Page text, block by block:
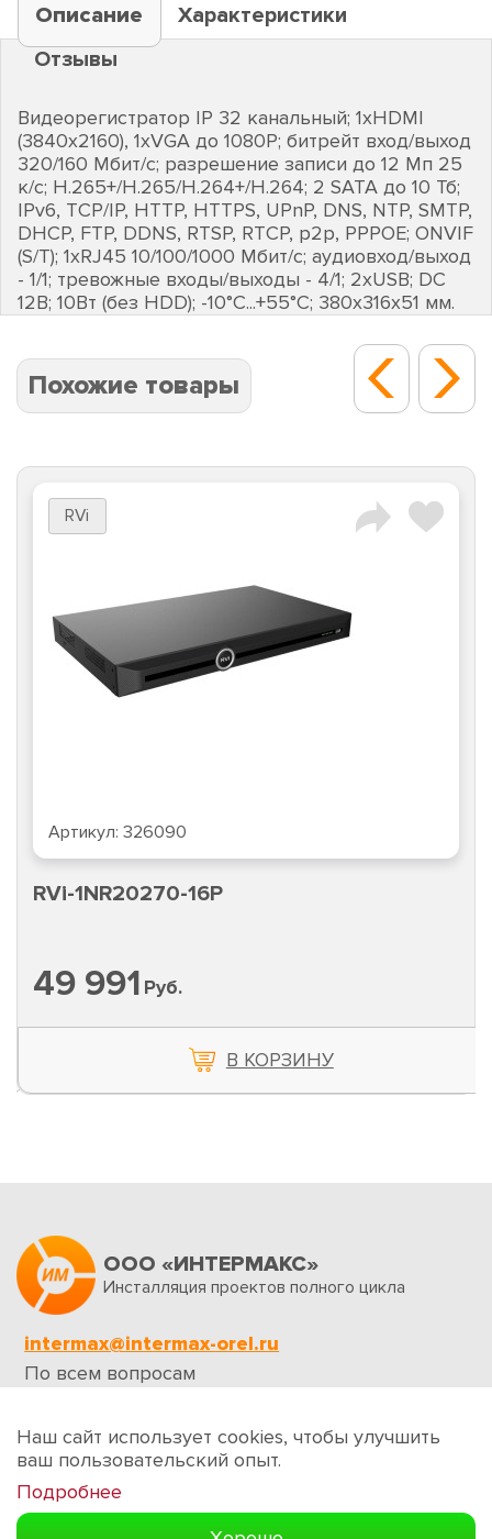
Описание
Характеристики
Отзывы
Видеорегистратор IP 32 канальный; 1хHDMI
(3840х2160), 1хVGA до 1080Р; битрейт вход/выход
320/160 Мбит/с; разрешение записи до 12 Мп 25
к/с; H.265+/H.265/H.264+/H.264; 2 SATA до 10 Тб;
IPv6, TCP/IP, HTTP, HTTPS, UPnP, DNS, NTP, SMTP,
DHCP, FTP, DDNS, RTSP, RTCP, p2p, PPPOE; ONVIF
(S/T); 1хRJ45 10/100/1000 Мбит/с; аудиовход/выход
- 1/1; тревожные входы/выходы - 4/1; 2хUSB; DC
12В; 10Вт (без HDD); -10°C...+55°C; 380х316х51 мм.
Похожие товары
RVi
Артикул: 326090
RVi-1NR20270-16P
49 991 Руб.
В КОРЗИНУ
ООО «ИНТЕРМАКС»
Инсталляция проектов полного цикла
intermax@intermax-orel.ru
По всем вопросам
Обратная связь
Наш сайт использует cookies, чтобы улучшить
ваш пользовательский опыт.
Подробнее